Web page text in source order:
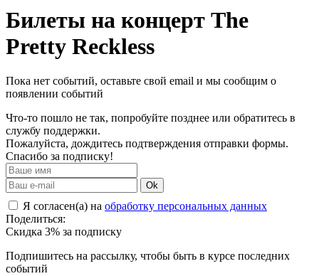
Билеты на концерт The
Pretty Reckless
Пока нет событий, оставьте свой email и мы сообщим о
появлении событий
Что-то пошло не так, попробуйте позднее или обратитесь в
службу поддержки.
Пожалуйста, дождитесь подтверждения отправки формы.
Спасибо за подписку!
Ok
Я согласен(а) на обработку персональных данных
Поделиться:
Скидка 3% за подписку
Подпишитесь на рассылку, чтобы быть в курсе последних
событий